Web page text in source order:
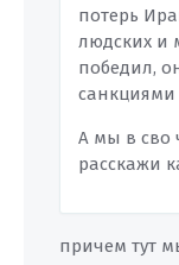
потерь
людских и
победил,
санкциями
А мы в сво
расскажи
причем тут